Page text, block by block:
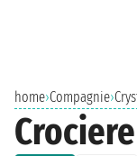
home›Compagnie›